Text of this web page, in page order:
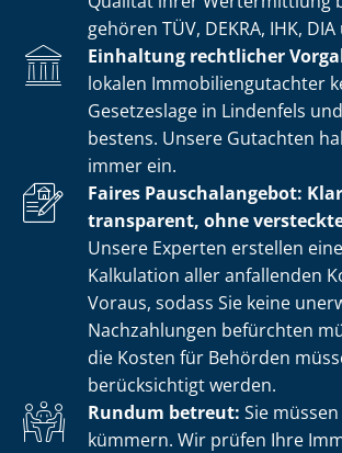
gehören TÜV, DEKRA, IHK, DIA
Einhaltung rechtlicher
lokalen Im­mo­bi­li­en­gut­ach­ter
Gesetzeslage in Lindenfels
bestens. Unsere Gutachten
immer ein.
Faires Pauschalangebot:
transparent, ohne
Unsere Experten erstellen
Kalkulation aller anfallenden
Voraus, sodass Sie keine
Nachzahlungen befürchten
die Kosten für Behörden
berücksichtigt werden.
Rundum betreut: Sie
kümmern. Wir prüfen Ihre